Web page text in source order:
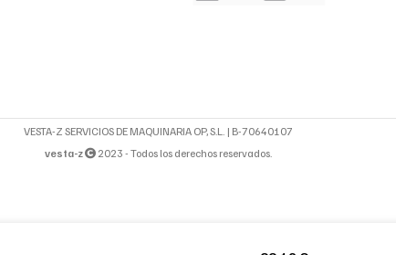
VESTA-Z SERVICIOS DE MAQUINARIA OP, S.L. | B-70640107
vesta-z
2023 - Todos los derechos reservados.